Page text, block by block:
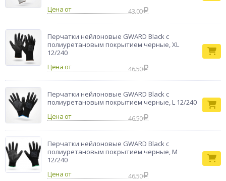
Цена от
43.00
Перчатки нейлоновые GWARD Black с
полиуретановым покрытием черные, XL
12/240
Цена от
46.50
Перчатки нейлоновые GWARD Black с
полиуретановым покрытием черные, L 12/240
Цена от
46.50
Перчатки нейлоновые GWARD Black с
полиуретановым покрытием черные, M
12/240
Цена от
46.50